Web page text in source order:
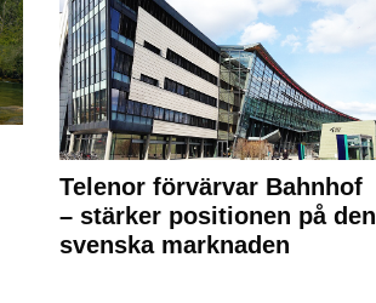
Telenor förvärvar Bahnhof
– stärker positionen på den
svenska marknaden